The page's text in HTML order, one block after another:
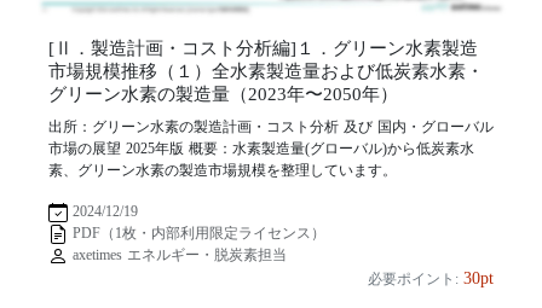
[Ⅱ．製造計画・コスト分析編]１．グリーン水素製造
市場規模推移（１）全水素製造量および低炭素水素・
グリーン水素の製造量（2023年〜2050年）
出所：グリーン水素の製造計画・コスト分析 及び 国内・グローバル
市場の展望 2025年版 概要：水素製造量(グローバル)から低炭素水
素、グリーン水素の製造市場規模を整理しています。
2024/12/19
PDF（1枚・内部利用限定ライセンス）
axetimes エネルギー・脱炭素担当
必要ポイント: 30pt